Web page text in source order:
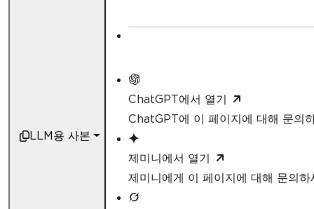
LLM용 사본
ChatGPT에서 열기
ChatGPT에 이 페이지에 대해 문의
제미니에서 열기
제미니에게 이 페이지에 대해 문의하